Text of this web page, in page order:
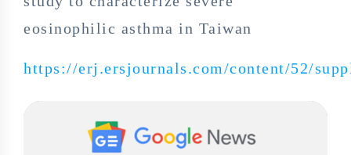
eosinophilic asthma in Taiwan
https://erj.ersjournals.com/content/52/